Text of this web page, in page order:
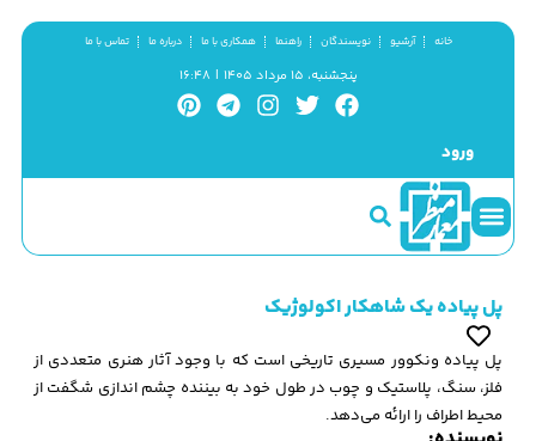
خانه آرشیو نویسندگان راهنما همکاری با ما درباره ما تماس با ما
پنجشنبه، ۱۵ مرداد ۱۴۰۵ | ۱۶:۴۸
ورود
پل پیاده یک شاهکار اکولوژیک
پل پیاده ونکوور مسیری تاریخی است که با وجود آثار هنری متعددی از
فلز، سنگ، پلاستیک و چوب در طول خود به بیننده چشم اندازی شگفت از
محیط اطراف را ارائه می‌دهد.